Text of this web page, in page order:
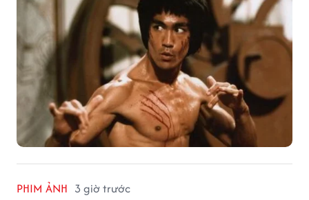
PHIM ẢNH 3 giờ trước